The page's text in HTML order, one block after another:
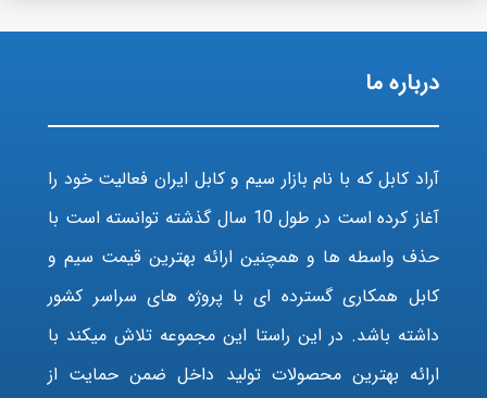
درباره ما
آراد کابل که با نام بازار سیم و کابل ایران فعالیت خود را
آغاز کرده است در طول 10 سال گذشته توانسته است با
حذف واسطه ها و همچنین ارائه بهترین قیمت سیم و
کابل همکاری گسترده ای با پروژه های سراسر کشور
داشته باشد. در این راستا این مجموعه تلاش میکند با
ارائه بهترین محصولات تولید داخل ضمن حمایت از